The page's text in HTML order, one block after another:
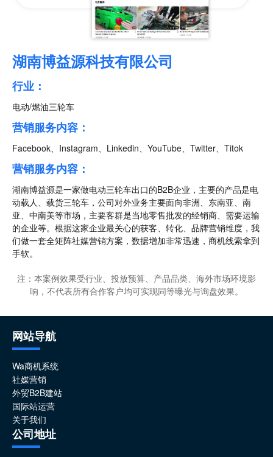
湖南博益源科技有限公司
行业：
电动/燃油三轮车
营销服务内容：
Facebook、Instagram、Linkedin、YouTube、Twitter、Titok
营销服务内容：
湖南博益源是一家做电动三轮车出口的B2B企业，主要的产品是电
动载人、载货三轮车，公司对外业务主要面向非洲、东南亚、南
亚、中南美等市场，主要客群是当地零售批发的经销商、需要运输
的企业等。根据这家企业最关心的获客、转化、品牌营销维度，我
们做一套全矩阵社媒营销方案，数据增加非常迅速，商机线索拿到
手软。
注：本案例效果受行业、投放预算、产品品类、海外市场环境影
响，不代表所有合作客户均可实现同等曝光与询盘效果。
网站导航
Wa商机系统
社媒营销
外贸B2B建站
国际站运营
关于我们
公司地址